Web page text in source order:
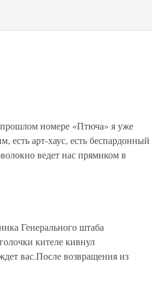
номере «Птюча» я уже
арт-хаус, есть беспардонный
ведет нас прямиком в
Генерального штаба
кителе кивнул
вас.После возвращения из